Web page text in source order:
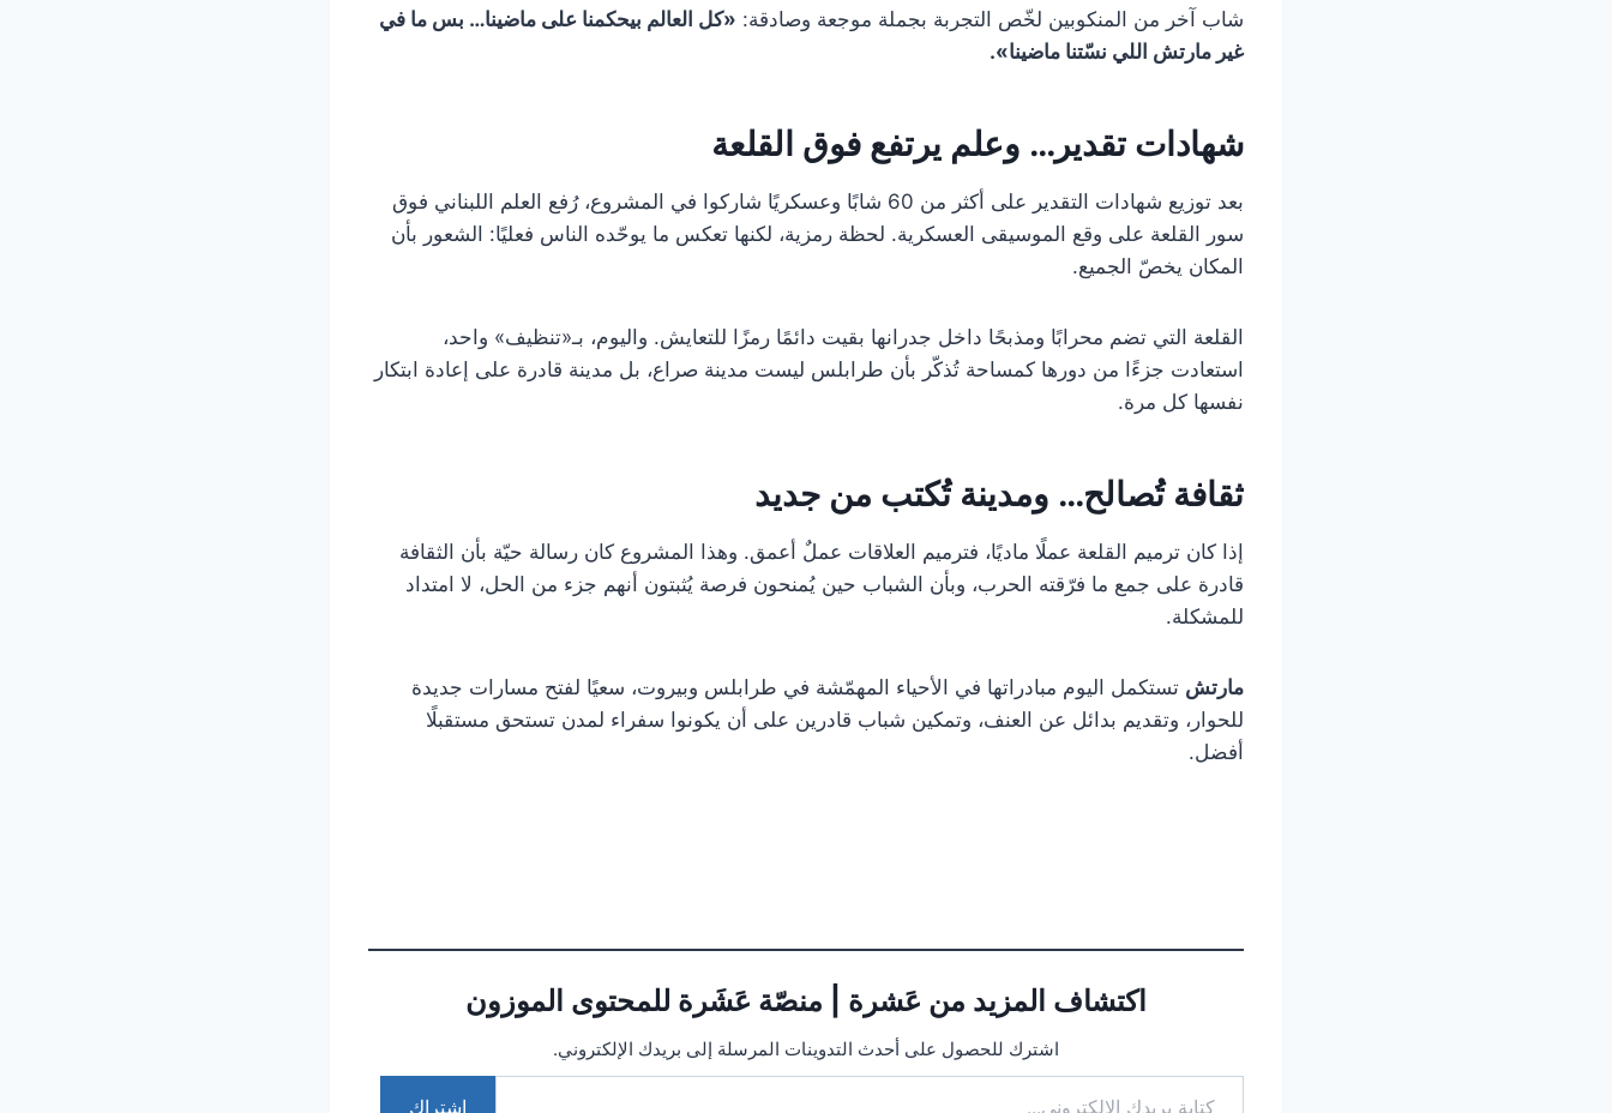
شاب آخر من المنكوبين لخّص التجربة بجملة موجعة وصادقة: «كل العالم بيحكمنا على ماضينا… بس ما في
غير مارتش اللي نسّتنا ماضينا».
شهادات تقدير… وعلم يرتفع فوق القلعة
بعد توزيع شهادات التقدير على أكثر من 60 شابًا وعسكريًا شاركوا في المشروع، رُفع العلم اللبناني فوق
سور القلعة على وقع الموسيقى العسكرية. لحظة رمزية، لكنها تعكس ما يوحّده الناس فعليًا: الشعور بأن
المكان يخصّ الجميع.
القلعة التي تضم محرابًا ومذبحًا داخل جدرانها بقيت دائمًا رمزًا للتعايش. واليوم، بـ«تنظيف» واحد،
استعادت جزءًا من دورها كمساحة تُذكّر بأن طرابلس ليست مدينة صراع، بل مدينة قادرة على إعادة ابتكار
نفسها كل مرة.
ثقافة تُصالح… ومدينة تُكتب من جديد
إذا كان ترميم القلعة عملًا ماديًا، فترميم العلاقات عملٌ أعمق. وهذا المشروع كان رسالة حيّة بأن الثقافة
قادرة على جمع ما فرّقته الحرب، وبأن الشباب حين يُمنحون فرصة يُثبتون أنهم جزء من الحل، لا امتداد
للمشكلة.
مارتش تستكمل اليوم مبادراتها في الأحياء المهمّشة في طرابلس وبيروت، سعيًا لفتح مسارات جديدة
للحوار، وتقديم بدائل عن العنف، وتمكين شباب قادرين على أن يكونوا سفراء لمدن تستحق مستقبلًا
أفضل.
اكتشاف المزيد من عَشرة | منصّة عَشَرة للمحتوى الموزون
اشترك للحصول على أحدث التدوينات المرسلة إلى بريدك الإلكتروني.
كتابة بريدك الإلكتروني...
اشتراك